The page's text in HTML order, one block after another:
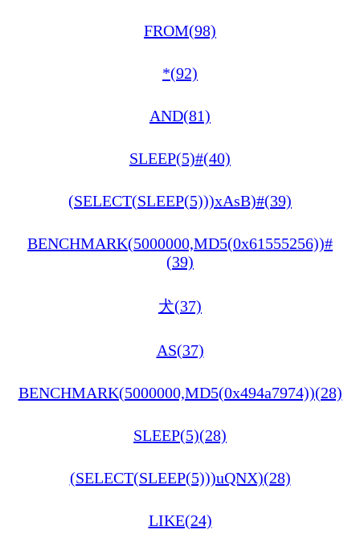
FROM(98)
*(92)
AND(81)
SLEEP(5)#(40)
(SELECT(SLEEP(5)))xAsB)#(39)
BENCHMARK(5000000,MD5(0x61555256))#
(39)
犬(37)
AS(37)
BENCHMARK(5000000,MD5(0x494a7974))(28)
SLEEP(5)(28)
(SELECT(SLEEP(5)))uQNX)(28)
LIKE(24)